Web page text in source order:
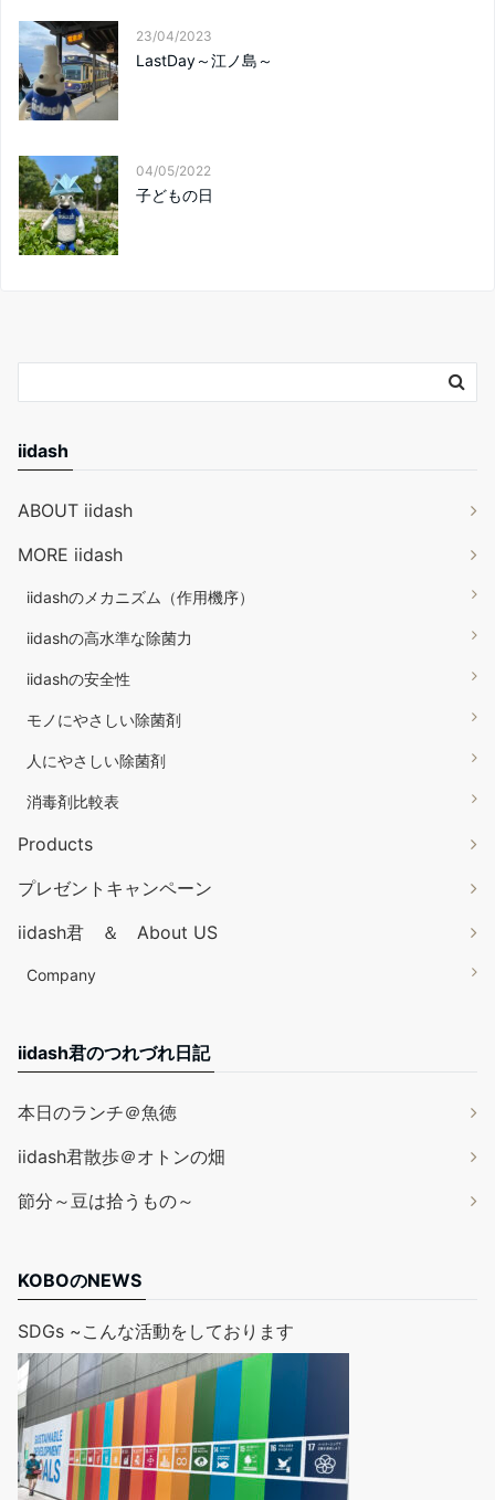
23/04/2023
LastDay～江ノ島～
04/05/2022
子どもの日
iidash
ABOUT iidash
MORE iidash
iidashのメカニズム（作用機序）
iidashの高水準な除菌力
iidashの安全性
モノにやさしい除菌剤
人にやさしい除菌剤
消毒剤比較表
Products
プレゼントキャンペーン
iidash君 ＆ About US
Company
iidash君のつれづれ日記
本日のランチ＠魚徳
iidash君散歩＠オトンの畑
節分～豆は拾うもの～
KOBOのNEWS
SDGs ~こんな活動をしております